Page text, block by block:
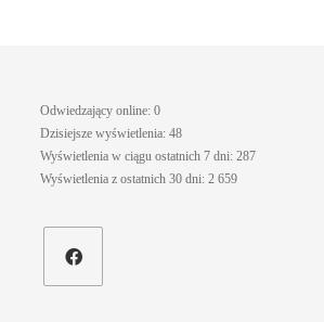
Odwiedzający online:0
Dzisiejsze wyświetlenia:48
Wyświetlenia w ciągu ostatnich 7 dni:287
Wyświetlenia z ostatnich 30 dni:2 659